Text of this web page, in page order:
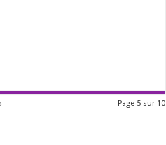
Page 5 sur 10